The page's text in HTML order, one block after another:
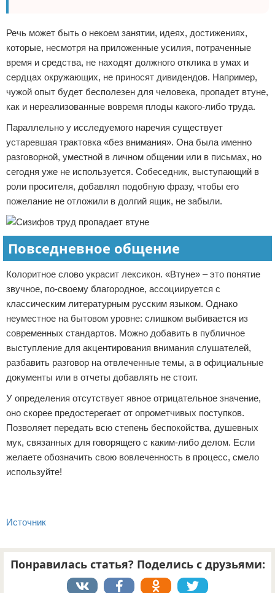
Речь может быть о некоем занятии, идеях, достижениях,
которые, несмотря на приложенные усилия, потраченные
время и средства, не находят должного отклика в умах и
сердцах окружающих, не приносят дивидендов. Например,
чужой опыт будет бесполезен для человека, пропадет втуне,
как и нереализованные вовремя плоды какого-либо труда.
Параллельно у исследуемого наречия существует
устаревшая трактовка «без внимания». Она была именно
разговорной, уместной в личном общении или в письмах, но
сегодня уже не используется. Собеседник, выступающий в
роли просителя, добавлял подобную фразу, чтобы его
пожелание не отложили в долгий ящик, не забыли.
Повседневное общение
Колоритное слово украсит лексикон. «Втуне» – это понятие
звучное, по-своему благородное, ассоциируется с
классическим литературным русским языком. Однако
неуместное на бытовом уровне: слишком выбивается из
современных стандартов. Можно добавить в публичное
выступление для акцентирования внимания слушателей,
разбавить разговор на отвлеченные темы, а в официальные
документы или в отчеты добавлять не стоит.
У определения отсутствует явное отрицательное значение,
оно скорее предостерегает от опрометчивых поступков.
Позволяет передать всю степень беспокойства, душевных
мук, связанных для говорящего с каким-либо делом. Если
желаете обозначить свою вовлеченность в процесс, смело
используйте!
Источник
Понравилась статья? Поделись с друзьями: